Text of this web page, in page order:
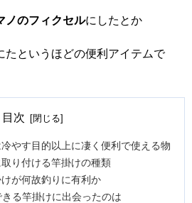
ノのフィクセルにしたとか
たというほどの便利アイテムで
目次
やす目的以上に凄く便利で使える物
り付ける竿掛けの種類
が何故釣りに有利か
る竿掛けに出会ったのは